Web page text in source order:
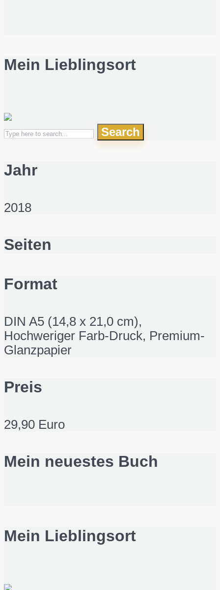
Mein Lieblingsort
Search
Jahr
2018
Seiten
Format
DIN A5 (14,8 x 21,0 cm),
Hochweriger Farb-Druck, Premium-
Glanzpapier
Preis
29,90 Euro
Mein neuestes Buch
Mein Lieblingsort